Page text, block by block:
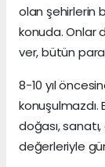
olan şehirlerin
konuda. Onlar
ver, bütün para
8-10 yıl
konuşulmazdı.
doğası,
değerleriyle